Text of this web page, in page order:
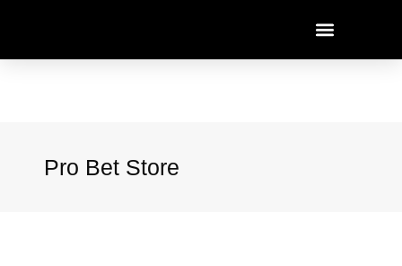
Pro Bet Store